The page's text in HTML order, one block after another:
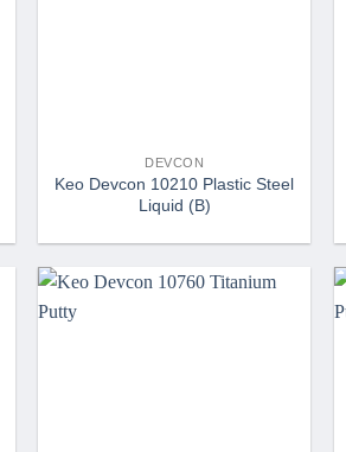
DEVCON
Keo Devcon 10210 Plastic Steel
Liquid (B)